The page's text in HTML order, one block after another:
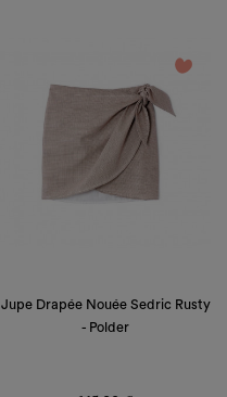
favorite_border
Jupe Drapée Nouée Sedric Rusty
- Polder